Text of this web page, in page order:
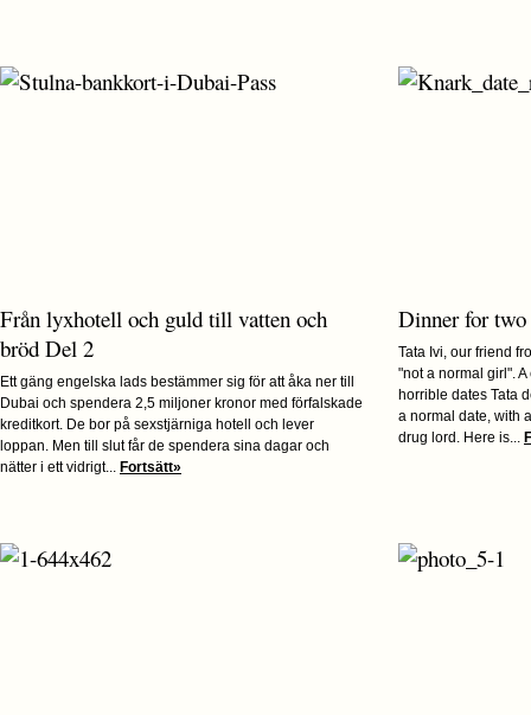
Från lyxhotell och guld till vatten och
bröd Del 2
Ett gäng engelska lads bestämmer sig för att åka ner till
Dubai och spendera 2,5 miljoner kronor med förfalskade
kreditkort. De bor på sexstjärniga hotell och lever
loppan. Men till slut får de spendera sina dagar och
nätter i ett vidrigt... Fortsätt»
Dinner for
Tata Ivi, our friend
"not a normal girl".
horrible dates Tata
a normal date, with
drug lord. Here is...